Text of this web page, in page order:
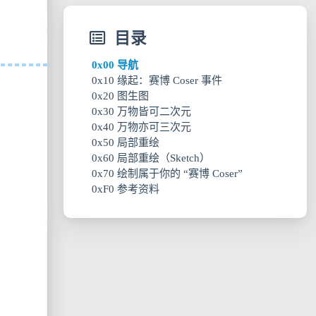
目录
0x00 导航
0x10 缘起：赛博 Coser 事件
0x20 图生图
0x30 万物皆可二次元
0x40 万物亦可三次元
0x50 局部重绘
0x60 局部重绘（Sketch）
0x70 绘制属于你的 “赛博 Coser”
0x71 LoRA 是什么
0x73 使用 LoRA
0xF0 参考资料